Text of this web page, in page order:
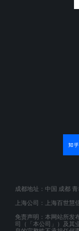
成都地址：中国 成都
上海公司：上海百世慧
免责声明：本网站所发
司（「本公司」）及其